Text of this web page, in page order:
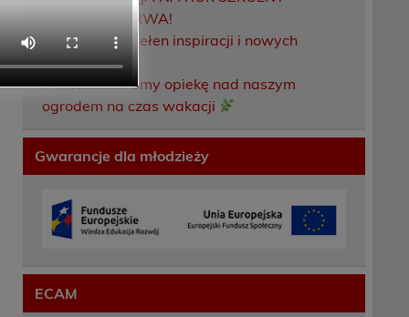
2026/2027 TRWA!
Weekend pełen inspiracji i nowych
doświadczeń!
Przekazaliśmy opiekę nad naszym
ogrodem na czas wakacji
Gwarancje dla młodzieży
ECAM